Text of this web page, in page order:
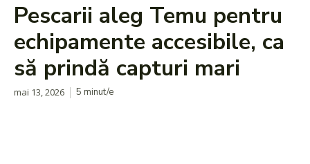
Pescarii aleg Temu pentru
echipamente accesibile, ca
să prindă capturi mari
mai 13, 2026 5 minut/e